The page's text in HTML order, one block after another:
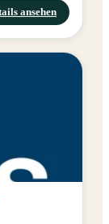
ansehen